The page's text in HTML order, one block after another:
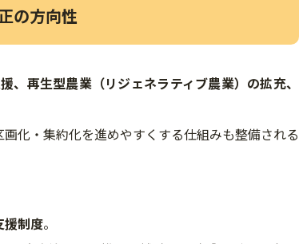
の方向性
、再生型農業（リジェネラティブ農業）の拡充、
化・集約化を進めやすくする仕組みも整備される
援制度。